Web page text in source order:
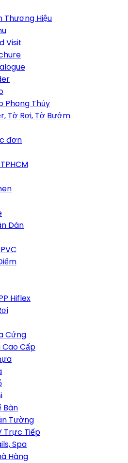
Thương Hiệu
Visit
Phong Thủy
Tờ Rơi, Tờ Bướm
đơn
Dán
Hiflex
Cứng
Cao Cấp
Bàn
Tường
Trực Tiếp
Spa
Hàng